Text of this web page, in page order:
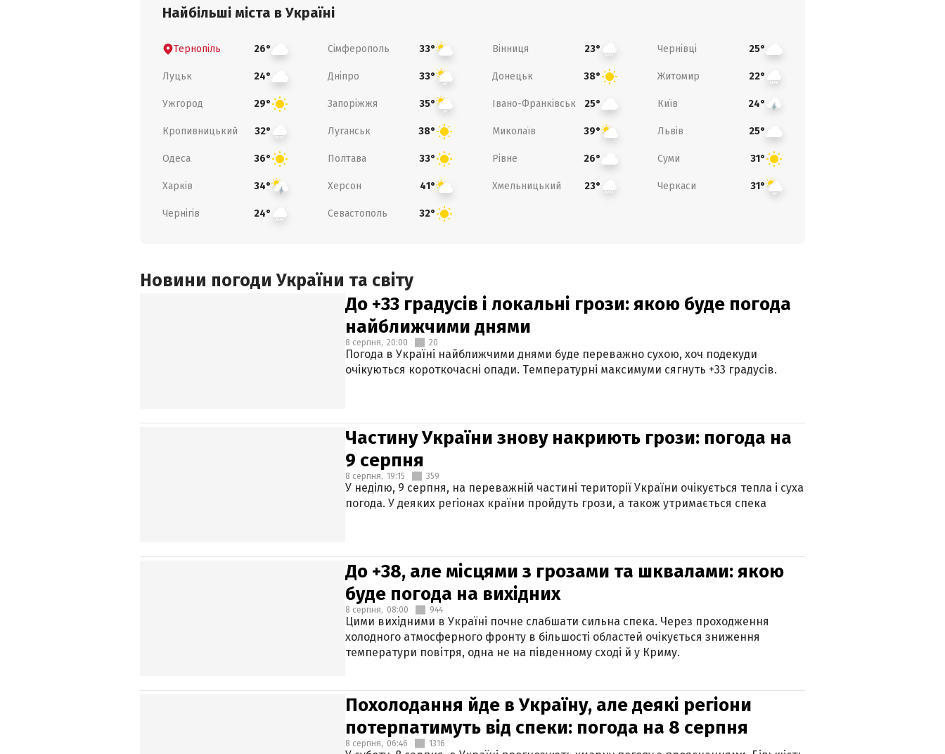
Найбільші міста в Україні
Тернопіль 26° Сімферополь 33° Вінниця 23° Чернівці 25°
Луцьк 24° Дніпро 33° Донецьк 38° Житомир 22°
Ужгород 29° Запоріжжя 35° Івано-Франківськ 25° Київ 24°
Кропивницький 32° Луганськ 38° Миколаїв 39° Львів 25°
Одеса 36° Полтава 33° Рівне 26° Суми 31°
Харків 34° Херсон 41° Хмельницький 23° Черкаси 31°
Чернігів 24° Севастополь 32°
Новини погоди України та світу
До +33 градусів і локальні грози: якою буде погода
найближчими днями
8 серпня, 20:00 20
Погода в Україні найближчими днями буде переважно сухою, хоч подекуди
очікуються короткочасні опади. Температурні максимуми сягнуть +33 градусів.
Частину України знову накриють грози: погода на
9 серпня
8 серпня, 19:15 359
У неділю, 9 серпня, на переважній частині території України очікується тепла і суха
погода. У деяких регіонах країни пройдуть грози, а також утримається спека
До +38, але місцями з грозами та шквалами: якою
буде погода на вихідних
8 серпня, 08:00 944
Цими вихідними в Україні почне слабшати сильна спека. Через проходження
холодного атмосферного фронту в більшості областей очікується зниження
температури повітря, одна не на південному сході й у Криму.
Похолодання йде в Україну, але деякі регіони
потерпатимуть від спеки: погода на 8 серпня
8 серпня, 06:46 1316